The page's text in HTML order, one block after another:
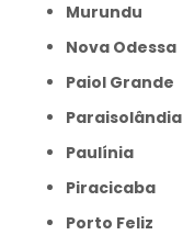
Murundu
Nova Odessa
Paiol Grande
Paraisolândia
Paulínia
Piracicaba
Porto Feliz